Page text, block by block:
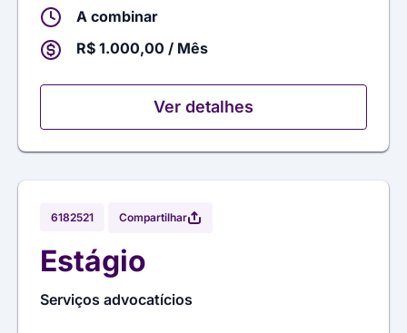
A combinar
R$ 1.000,00 / Mês
Ver detalhes
6182521 Compartilhar
Estágio
Serviços advocatícios